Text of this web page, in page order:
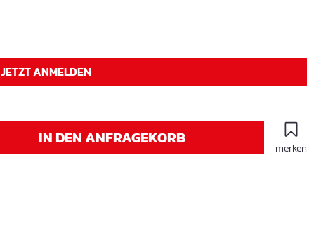
JETZT ANMELDEN
IN DEN ANFRAGEKORB
merken